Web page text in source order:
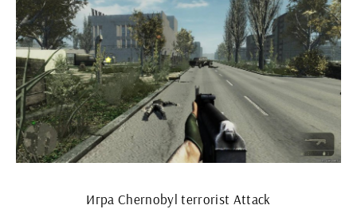
Игра Chernobyl terrorist Attack